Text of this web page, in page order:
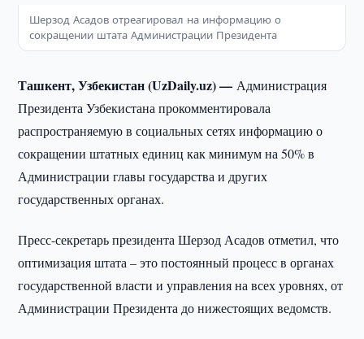
Шерзод Асадов отреагировал на информацию о
сокращении штата Администрации Президента
Ташкент, Узбекистан (UzDaily.uz) —Администрация
Президента Узбекистана прокомментировала
распространяемую в социальных сетях информацию о
сокращении штатных единиц как минимум на 50% в
Администрации главы государства и других
государственных органах.
Пресс-секретарь президента Шерзод Асадов отметил, что
оптимизация штата – это постоянный процесс в органах
государственной власти и управления на всех уровнях, от
Администрации Президента до нижестоящих ведомств.